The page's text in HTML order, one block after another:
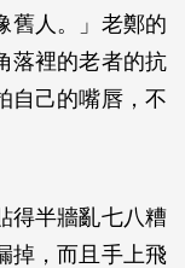
舊人。」老鄭的
落裡的老者的抗
自己的嘴唇，不
得半牆亂七八糟
掉，而且手上飛